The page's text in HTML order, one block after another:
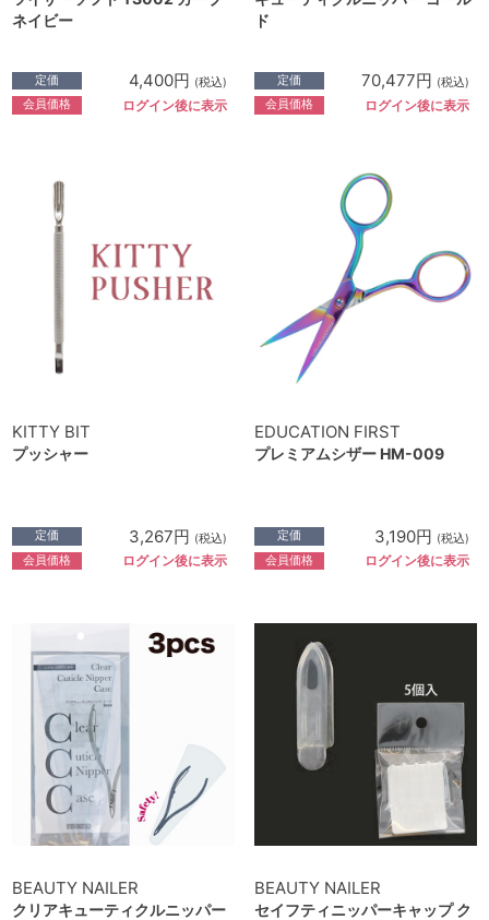
ネイビー
定価 4,400円 (税込)
会員価格 ログイン後に表示
ド
定価 70,477円 (税込)
会員価格 ログイン後に表示
KITTY BIT
プッシャー
定価 3,267円 (税込)
会員価格 ログイン後に表示
EDUCATION FIRST
プレミアムシザー HM-009
定価 3,190円 (税込)
会員価格 ログイン後に表示
BEAUTY NAILER
クリアキューティクルニッパー
BEAUTY NAILER
セイフティニッパーキャップ ク